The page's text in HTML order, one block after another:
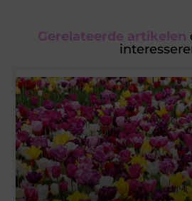
Gerelateerde artikelen